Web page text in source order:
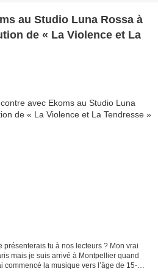
au Studio Luna Rossa à
de « La Violence et La
mais je suis arrivé à Montpellier quand
la musique vers l’âge de 15-16